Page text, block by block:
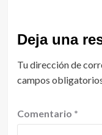
Deja una
Tu dirección de
campos
Comentario *